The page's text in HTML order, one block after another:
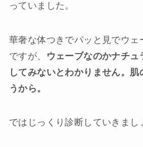
っていました。
華奢な体つきでパッと見でウェ
ですが、
ウェーブなのかナチ
してみないとわかりません。
うから。
ではじっくり診断していきまし